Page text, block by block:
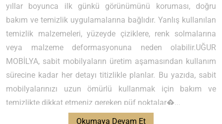
yıllar boyunca ilk günkü görünümünü koruması, doğru
bakım ve temizlik uygulamalarına bağlıdır. Yanlış kullanılan
temizlik malzemeleri, yüzeyde çiziklere, renk solmalarına
veya malzeme deformasyonuna neden olabilir.UĞUR
MOBİLYA, sabit mobilyaların üretim aşamasından kullanım
sürecine kadar her detayı titizlikle planlar. Bu yazıda, sabit
mobilyalarınızı uzun ömürlü kullanmak için bakım ve
temizlikte dikkat etmeniz gereken püf noktalar�...
Okumaya Devam Et